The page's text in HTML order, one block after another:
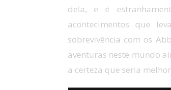
dela, e é
acontecimentos que
sobrevivência com os
aventuras neste mundo
a certeza que seria